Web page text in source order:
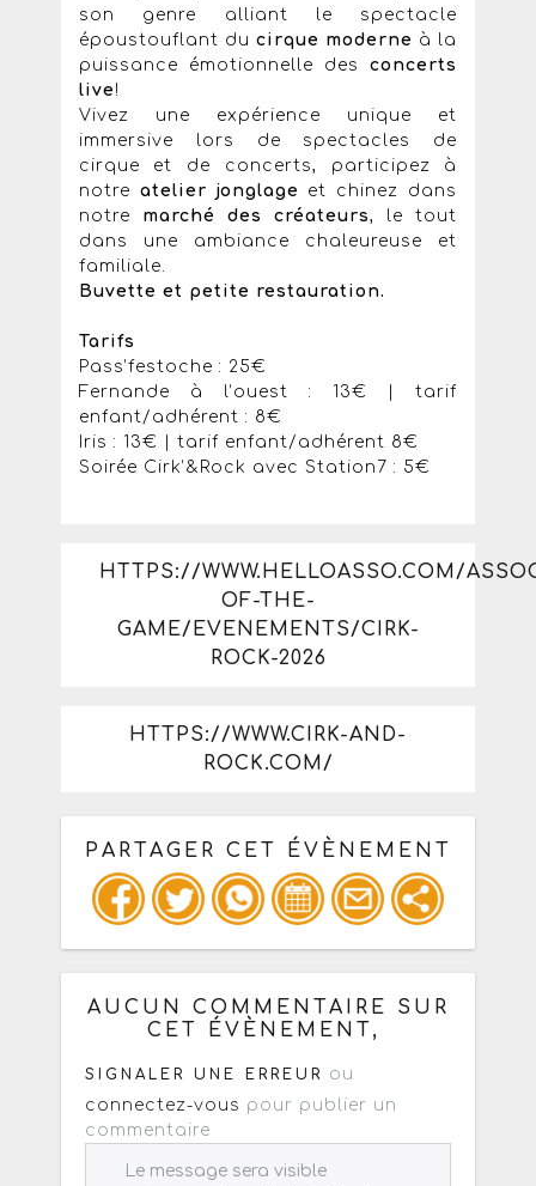
son genre alliant le spectacle
époustouflant du cirque moderne à la
puissance émotionnelle desconcerts
live !
Vivez une expérience unique et
immersive lors de spectacles de
cirque et de concerts, participez à
notre atelier jonglage
et chinez dans
notre marché des créateurs, le tout
dans une ambiance chaleureuse et
familiale.
Buvette et petite restauration.
Tarifs
Pass’festoche : 25€
Fernande à l’ouest : 13€ | tarif
enfant/adhérent : 8€
Iris : 13€ | tarif enfant/adhérent 8€
Soirée Cirk’&Rock avec Station7 : 5€
HTTPS://WWW.HELLOASSO.COM/
OF-THE-
GAME/EVENEMENTS/CIRK-
ROCK-2026
HTTPS://WWW.CIRK-AND-
ROCK.COM/
PARTAGER CET ÉVÈNEMENT
Copiez les infos ci-dessous pour un
: mail / forum / réseau social
AUCUN COMMENTAIRE SUR
CET ÉVÈNEMENT,
SIGNALER UNE ERREUR
ou
connectez-vous pour publier un
commentaire